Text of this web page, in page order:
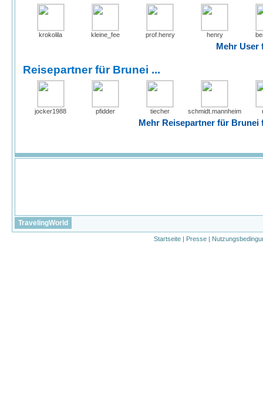
krokolila kleine_fee prof.henry henry
Mehr User
Reisepartner für Brunei ...
jocker1988 pfidder tiecher schmidt.mannheim
Mehr Reisepartner für Brunei
TravelingWorld
Startseite | Presse |